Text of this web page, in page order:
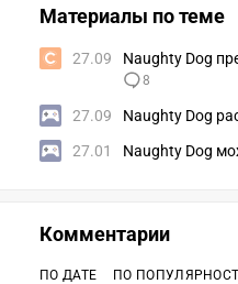
Материалы по теме
27.09 Naughty Dog
8
27.09
Naughty Dog
27.01
Naughty Dog
Комментарии
ПО ДАТЕ ПО